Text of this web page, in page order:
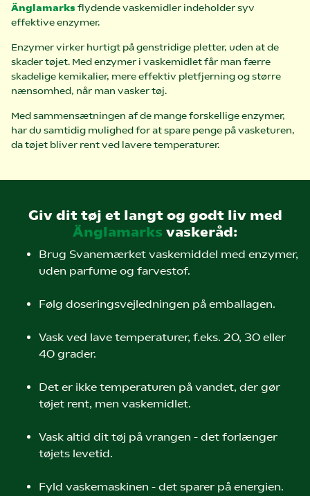
Änglamarks flydende vaskemidler indeholder syv
effektive enzymer.
Enzymer virker hurtigt på genstridige pletter, uden at de
skader tøjet. Med enzymer i vaskemidlet får man færre
skadelige kemikalier, mere effektiv pletfjerning og større
nænsomhed, når man vasker tøj.
Med sammensætningen af de mange forskellige enzymer,
har du samtidig mulighed for at spare penge på vasketuren,
da tøjet bliver rent ved lavere temperaturer.
Giv dit tøj et langt og godt liv med
Änglamarks vaskeråd:
Brug Svanemærket vaskemiddel med enzymer,
uden parfume og farvestof.
Følg doseringsvejledningen på emballagen.
Vask ved lave temperaturer, f.eks. 20, 30 eller
40 grader.
Det er ikke temperaturen på vandet, der gør
tøjet rent, men vaskemidlet.
Vask altid dit tøj på vrangen - det forlænger
tøjets levetid.
Fyld vaskemaskinen - det sparer på energien.